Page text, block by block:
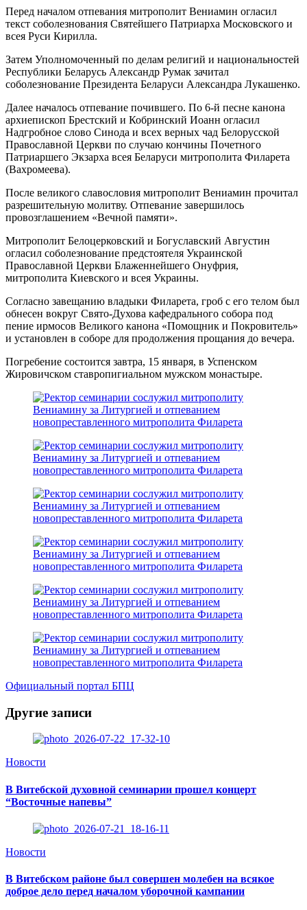
Перед началом отпевания митрополит Вениамин огласил
текст соболезнования Святейшего Патриарха Московского и
всея Руси Кирилла.
Затем Уполномоченный по делам религий и национальностей
Республики Беларусь Александр Румак зачитал
соболезнование Президента Беларуси Александра Лукашенко.
Далее началось отпевание почившего. По 6-й песне канона
архиепископ Брестский и Кобринский Иоанн огласил
Надгробное слово Синода и всех верных чад Белорусской
Православной Церкви по случаю кончины Почетного
Патриаршего Экзарха всея Беларуси митрополита Филарета
(Вахромеева).
После великого славословия митрополит Вениамин прочитал
разрешительную молитву. Отпевание завершилось
провозглашением «Вечной памяти».
Митрополит Белоцерковский и Богуславский Августин
огласил соболезнование предстоятеля Украинской
Православной Церкви Блаженнейшего Онуфрия,
митрополита Киевского и всея Украины.
Согласно завещанию владыки Филарета, гроб с его телом был
обнесен вокруг Свято-Духова кафедрального собора под
пение ирмосов Великого канона «Помощник и Покровитель»
и установлен в соборе для продолжения прощания до вечера.
Погребение состоится завтра, 15 января, в Успенском
Жировичском ставропигиальном мужском монастыре.
Официальный портал БПЦ
Другие записи
Новости
В Витебской духовной семинарии прошел концерт
“Восточные напевы”
Новости
В Витебском районе был совершен молебен на всякое
доброе дело перед началом уборочной кампании